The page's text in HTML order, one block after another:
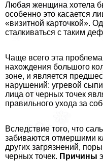
Любая женщина хотела
особенно это касается
«визитной карточкой».
сталкиваться с таким
Чаще всего эта
нахождения большого
зоне, и является
нарушений: угревой
лица от черных точек
правильного ухода за
Вследствие того, что
забиваются отмершими
других загрязнений,
черных точек. Причины